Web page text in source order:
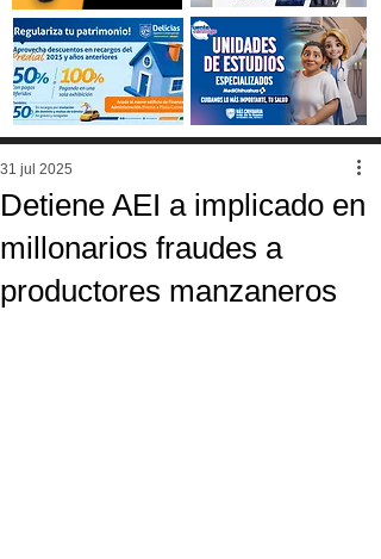
Detiene AEI a implicado en
millonarios fraudes a
productores manzaneros
31 jul 2025